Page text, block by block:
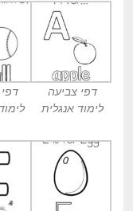
דפי צביעה
לימוד אנגלית